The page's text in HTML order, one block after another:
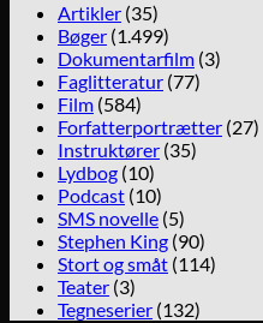
Artikler (35)
Bøger (1.499)
Dokumentarfilm (3)
Faglitteratur (77)
Film (584)
Forfatterportrætter (27)
Instruktører (35)
Lydbog (10)
Podcast (10)
SMS novelle (5)
Stephen King (90)
Stort og småt (114)
Teater (3)
Tegneserier (132)